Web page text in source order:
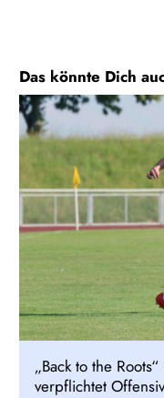
Das könnte Dich
„Back to the
verpflichtet